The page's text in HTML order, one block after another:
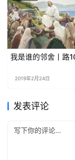
我是谁的邻舍丨路
2019年2月24日
发表评论